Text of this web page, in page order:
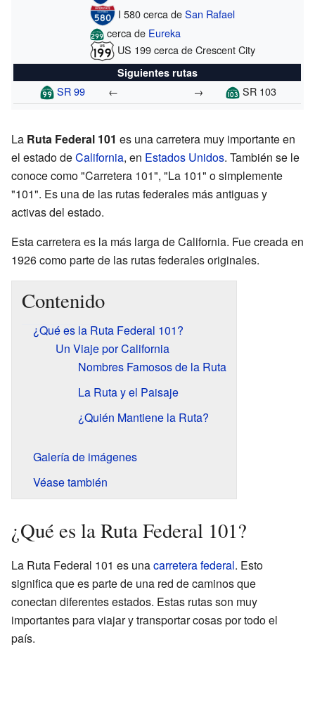
I 580 cerca deSan Rafael
cerca de Eureka
US 199 cerca de Crescent City
Siguientes rutas
SR 99 ← → SR 103
La Ruta Federal 101 es una carretera muy importante en
el estado deCalifornia, en Estados Unidos. También se le
conoce como "Carretera 101", "La 101" o simplemente
"101". Es una de las rutas federales más antiguas y
activas del estado.
Esta carretera es la más larga de California. Fue creada en
1926 como parte de las rutas federales originales.
Contenido
¿Qué es la Ruta Federal 101?
Un Viaje por California
Nombres Famosos de la Ruta
La Ruta y el Paisaje
¿Quién Mantiene la Ruta?
Galería de imágenes
Véase también
¿Qué es la Ruta Federal 101?
La Ruta Federal 101 es unacarretera federal. Esto
significa que es parte de una red de caminos que
conectan diferentes estados. Estas rutas son muy
importantes para viajar y transportar cosas por todo el
país.